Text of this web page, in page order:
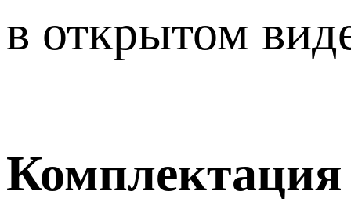
в открытом
Комплектация